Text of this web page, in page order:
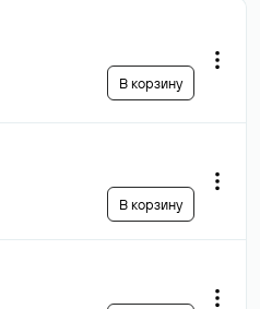
В корзину
В корзину